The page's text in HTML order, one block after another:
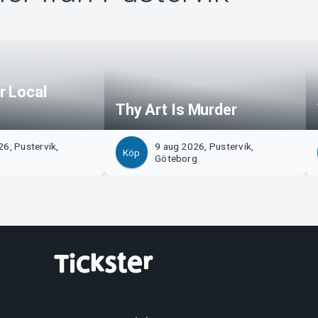
Local
Pustervik,
Thy Art Is Murder
Köp
9 aug 2026, Pustervik,
Göteborg